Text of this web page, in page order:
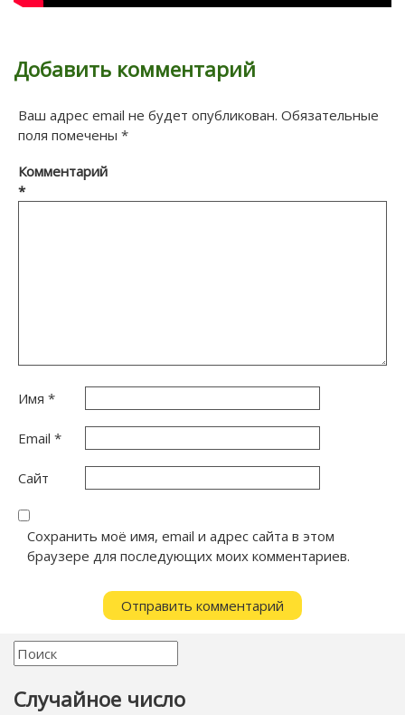
Добавить комментарий
Ваш адрес email не будет опубликован. Обязательные
поля помечены *
Комментарий
*
Имя *
Email *
Сайт
Сохранить моё имя, email и адрес сайта в этом
браузере для последующих моих комментариев.
Случайное число